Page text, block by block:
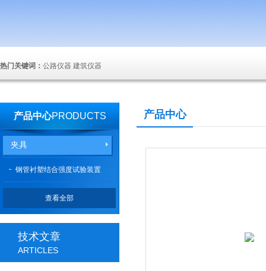
热门关键词： 公路仪器 建筑仪器
产品中心PRODUCTS
夹具
钢管衬塑结合强度试验装置
查看全部
技术文章
ARTICLES
产品中心